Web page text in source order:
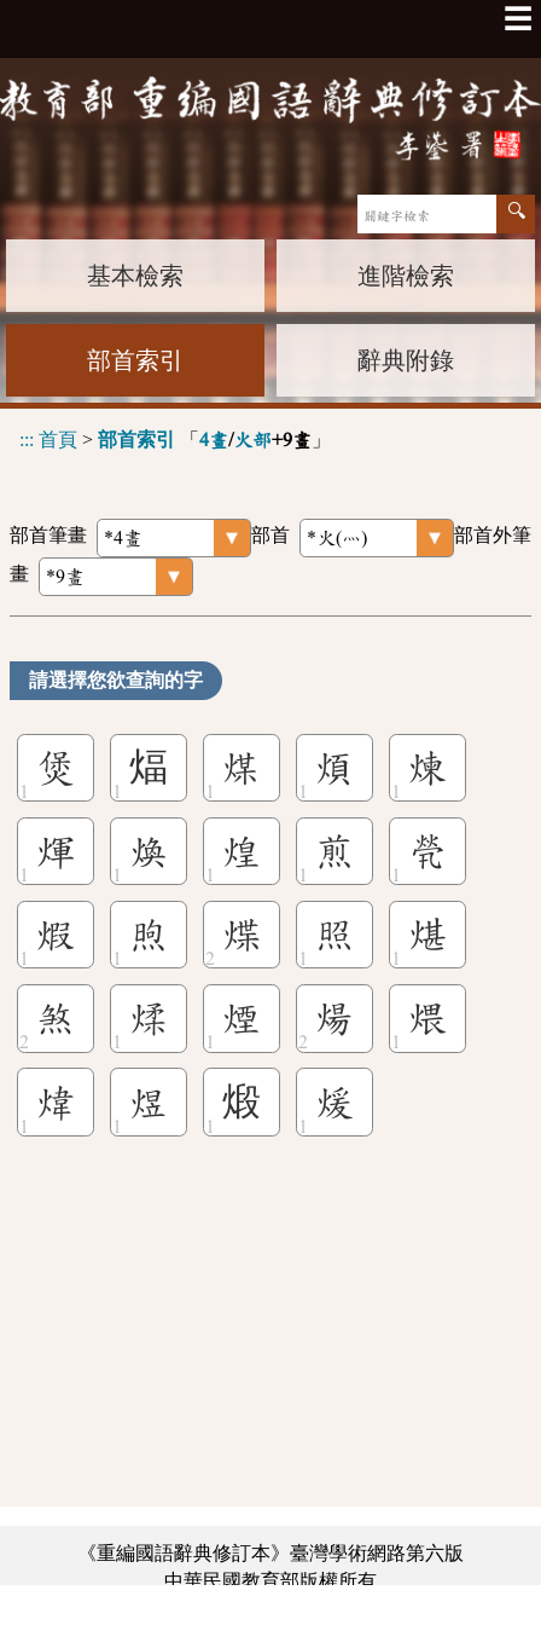
☰
基本檢索 進階檢索
部首索引 辭典附錄
::: 首頁 > 部首索引 「 4畫/火部+9畫 」
部首筆畫 部首
部首外筆
畫
請選擇您欲查詢的字
煲 煏 煤 煩 煉
煇 煥 煌 煎 煢
煆 煦 煠 照 煁
煞 煣 煙 煬 煨
煒 煜 煅 煖
《重編國語辭典修訂本》臺灣學術網路第六版
中華民國教育部版權所有